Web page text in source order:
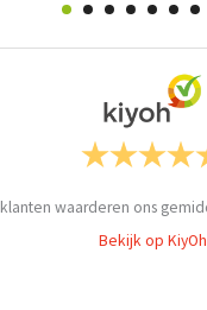
klanten waarderen ons
Bekijk op KiyOh